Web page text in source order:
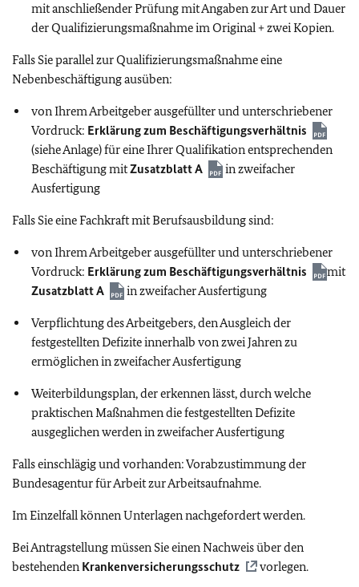
mit anschließender Prüfung mit Angaben zur Art und Dauer
der Qualifizierungsmaßnahme im Original + zwei Kopien.
Falls Sie parallel zur Qualifizierungsmaßnahme eine
Nebenbeschäftigung ausüben:
von Ihrem Arbeitgeber ausgefüllter und unterschriebener
Vordruck: Erklärung zum Beschäftigungsverhältnis
(siehe Anlage) für eine Ihrer Qualifikation entsprechenden
Beschäftigung mitZusatzblatt A
in zweifacher
Ausfertigung
Falls Sie eine Fachkraft mit Berufsausbildung sind:
von Ihrem Arbeitgeber ausgefüllter und unterschriebener
Vordruck: Erklärung zum Beschäftigungsverhältnis
mit
Zusatzblatt A
in zweifacher Ausfertigung
Verpflichtung des Arbeitgebers, den Ausgleich der
festgestellten Defizite innerhalb von zwei Jahren zu
ermöglichen in zweifacher Ausfertigung
Weiterbildungsplan, der erkennen lässt, durch welche
praktischen Maßnahmen die festgestellten Defizite
ausgeglichen werden in zweifacher Ausfertigung
Falls einschlägig und vorhanden: Vorabzustimmung der
Bundesagentur für Arbeit zur Arbeitsaufnahme.
Im Einzelfall können Unterlagen nachgefordert werden.
Bei Antragstellung müssen Sie einen Nachweis über den
bestehenden Krankenversicherungsschutz vorlegen.